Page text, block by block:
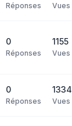
Réponses Vues
0
Réponses
1155
Vues
0
Réponses
1334
Vues